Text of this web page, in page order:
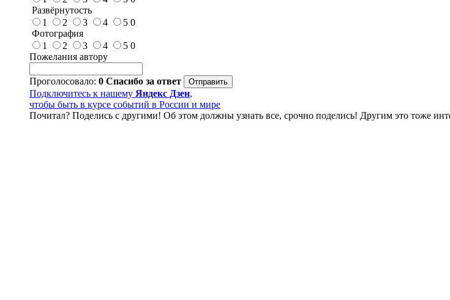
Развёрнутость
1
2 3 4 5 0
Фотография
1
2 3 4 5 0
Пожелания автору
Проголосовало: 0 Спасибо за ответ
Подключитесь к нашему Яндекс Дзен,
чтобы быть в курсе событий в России и мире
Почитал? Поделись с другими! Об этом должны узнать все, срочно поделись! Другим это тоже